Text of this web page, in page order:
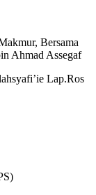
Bersama
Ahmad Assegaf
Lap.Ros